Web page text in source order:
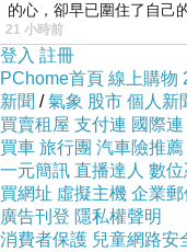
在台灣被本土化
念。在台中，許
推薦的方式介紹
整復手法，不僅
身氣血的平衡。
硬、腰痛、頭痛
全面性的調理。
的心，卻早已圍住了自己
21 小時前
登入 註冊
PChome首頁 線上購物
新聞 /氣象 股市 個人新
買賣租屋 支付連 國際連
買車 旅行團 汽車險推薦
一元簡訊 直播達人 數位
買網址 虛擬主機 企業郵
廣告刊登 隱私權聲明
消費者保護 兒童網路安